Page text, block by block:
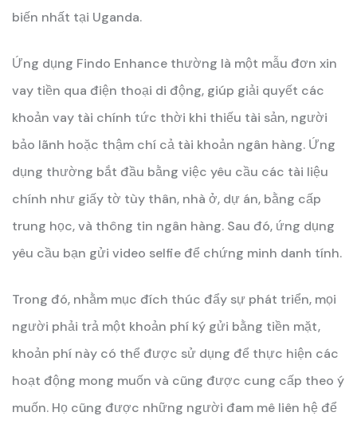
biến nhất tại Uganda.
Ứng dụng Findo Enhance thường là một mẫu đơn xin
vay tiền qua điện thoại di động, giúp giải quyết các
khoản vay tài chính tức thời khi thiếu tài sản, người
bảo lãnh hoặc thậm chí cả tài khoản ngân hàng. Ứng
dụng thường bắt đầu bằng việc yêu cầu các tài liệu
chính như giấy tờ tùy thân, nhà ở, dự án, bằng cấp
trung học, và thông tin ngân hàng. Sau đó, ứng dụng
yêu cầu bạn gửi video selfie để chứng minh danh tính.
Trong đó, nhằm mục đích thúc đẩy sự phát triển, mọi
người phải trả một khoản phí ký gửi bằng tiền mặt,
khoản phí này có thể được sử dụng để thực hiện các
hoạt động mong muốn và cũng được cung cấp theo ý
muốn. Họ cũng được những người đam mê liên hệ để